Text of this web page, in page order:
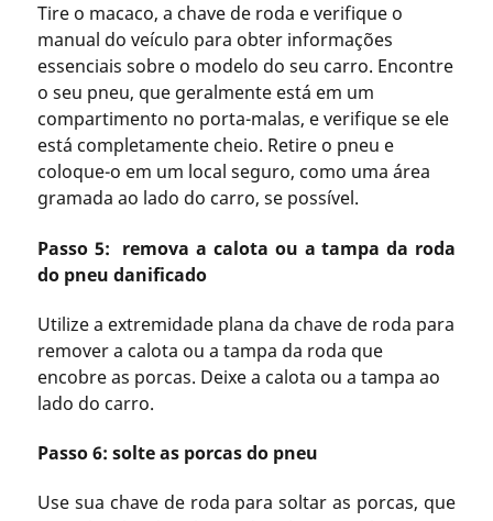
Tire o macaco, a chave de roda e verifique o
manual do veículo para obter informações
essenciais sobre o modelo do seu carro. Encontre
o seu pneu, que geralmente está em um
compartimento no porta-malas, e verifique se ele
está completamente cheio. Retire o pneu e
coloque-o em um local seguro, como uma área
gramada ao lado do carro, se possível.
Passo 5: remova a calota ou a tampa da roda
do pneu danificado
Utilize a extremidade plana da chave de roda para
remover a calota ou a tampa da roda que
encobre as porcas. Deixe a calota ou a tampa ao
lado do carro.
Passo 6: solte as porcas do pneu
Use sua chave de roda para soltar as porcas, que